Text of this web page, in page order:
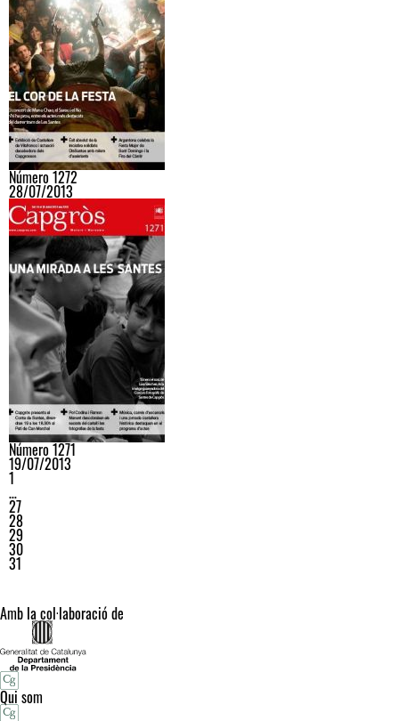
Número 1272
28/07/2013
Número 1271
19/07/2013
1
…
27
28
29
30
31
Amb la col·laboració de
Qui som